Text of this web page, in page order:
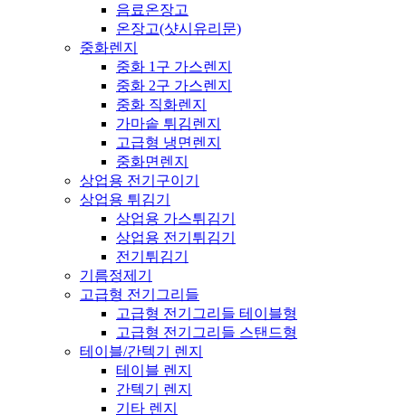
음료온장고
온장고(샷시유리문)
중화렌지
중화 1구 가스렌지
중화 2구 가스렌지
중화 직화렌지
가마솥 튀김렌지
고급형 냉면렌지
중화면렌지
상업용 전기구이기
상업용 튀김기
상업용 가스튀김기
상업용 전기튀김기
전기튀김기
기름정제기
고급형 전기그리들
고급형 전기그리들 테이블형
고급형 전기그리들 스탠드형
테이블/간텍기 렌지
테이블 렌지
간텍기 렌지
기타 렌지